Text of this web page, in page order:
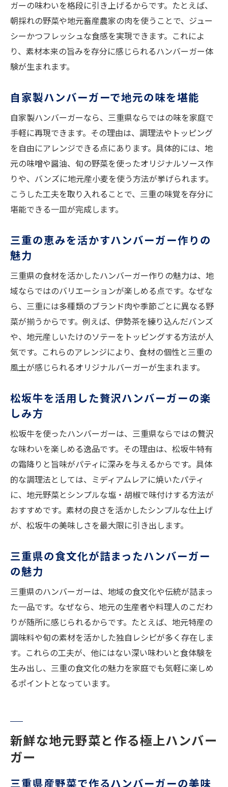
ハンバーガーに合う三重の野菜選びのコツ
新鮮野菜が主役のハンバーガーレシピを紹
介
自宅で楽しむ三重の味わいハンバーガー術
三重の食材で楽しむ本格ハンバーガーレシ
ハンバーガー作りに最適な三重県食材の選
び方
家庭で味わう三重グルメのハンバーガー体
三重の味を楽しむハンバーガー調理ポイン
ト
手作りハンバーガーで感じる三重の風味と
自家製だからこそ味わえるハンバーガーの
奥深さ
三重県食材を使ったハンバーガーのこだわ
りポイント
家庭の工夫で広がるハンバーガーの美味し
さ
ハンバーガー作りに活かす三重県産素材の
三重のブランド肉でジューシーパティを実現
ー
ジューシーパティに仕上げるハンバーガー
秘訣
松坂牛を活かしたハンバーガーの贅沢な味
地元ブランド肉で叶う本格ハンバーガー作
徴
地元食材を活かすハンバーガー調理のコツ
三重県食材を活かすハンバーガーの調理法
自家製ハンバーガーで味わう三重の旬のコ
ツ
食材の持ち味を引き出すハンバーガー作り
ハンバーガー調理で三重県産素材を活用す
る方法
地元野菜や肉で作るハンバーガーアレンジ
ガーの味わいを格段に引き上げるからです。たとえば、
朝採れの野菜や地元畜産農家の肉を使うことで、ジュー
シーかつフレッシュな食感を実現できます。これによ
り、素材本来の旨みを存分に感じられるハンバーガー体
験が生まれます。
自家製ハンバーガーで地元の味を堪能
自家製ハンバーガーなら、三重県ならではの味を家庭で
手軽に再現できます。その理由は、調理法やトッピング
を自由にアレンジできる点にあります。具体的には、地
元の味噌や醤油、旬の野菜を使ったオリジナルソース作
りや、バンズに地元産小麦を使う方法が挙げられます。
こうした工夫を取り入れることで、三重の味覚を存分に
堪能できる一皿が完成します。
三重の恵みを活かすハンバーガー作りの
魅力
三重県の食材を活かしたハンバーガー作りの魅力は、地
域ならではのバリエーションが楽しめる点です。なぜな
ら、三重には多種類のブランド肉や季節ごとに異なる野
菜が揃うからです。例えば、伊勢茶を練り込んだバンズ
や、地元産しいたけのソテーをトッピングする方法が人
気です。これらのアレンジにより、食材の個性と三重の
風土が感じられるオリジナルバーガーが生まれます。
松坂牛を活用した贅沢ハンバーガーの楽
しみ方
松坂牛を使ったハンバーガーは、三重県ならではの贅沢
な味わいを楽しめる逸品です。その理由は、松坂牛特有
の霜降りと旨味がパティに深みを与えるからです。具体
的な調理法としては、ミディアムレアに焼いたパティ
に、地元野菜とシンプルな塩・胡椒で味付けする方法が
おすすめです。素材の良さを活かしたシンプルな仕上げ
が、松坂牛の美味しさを最大限に引き出します。
三重県の食文化が詰まったハンバーガー
の魅力
三重県のハンバーガーは、地域の食文化や伝統が詰まっ
た一品です。なぜなら、地元の生産者や料理人のこだわ
りが随所に感じられるからです。たとえば、地元特産の
調味料や旬の素材を活かした独自レシピが多く存在しま
す。これらの工夫が、他にはない深い味わいと食体験を
生み出し、三重の食文化の魅力を家庭でも気軽に楽しめ
るポイントとなっています。
新鮮な地元野菜と作る極上ハンバー
ガー
三重県産野菜で作るハンバーガーの美味